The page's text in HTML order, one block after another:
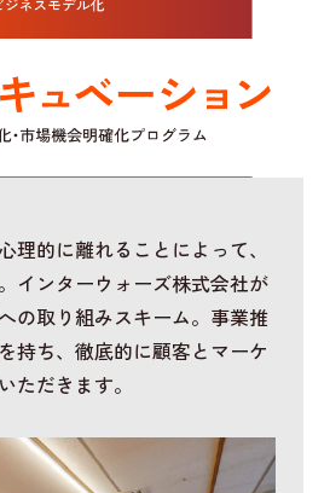
理的に離れることによって、
インターウォーズ株式会社が
の取り組みスキーム。事業推
持ち、徹底的に顧客とマーケ
ただきます。